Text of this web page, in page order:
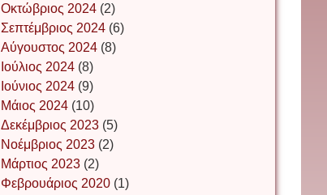
ΕΥΑΓΓΕΛΟΣ ΜΩΚΟΣ
Ιωάννης Σ. Παπαφλωράτος
ΝΙΚΟΣ ΓΑΤΟΣ
Οκτώβριος 2024 (2)
Σεπτέμβριος 2024 (6)
Αύγουστος 2024 (8)
Ιούλιος 2024 (8)
Ιούνιος 2024 (9)
Μάιος 2024 (10)
Δεκέμβριος 2023 (5)
Νοέμβριος 2023 (2)
Μάρτιος 2023 (2)
Φεβρουάριος 2020 (1)